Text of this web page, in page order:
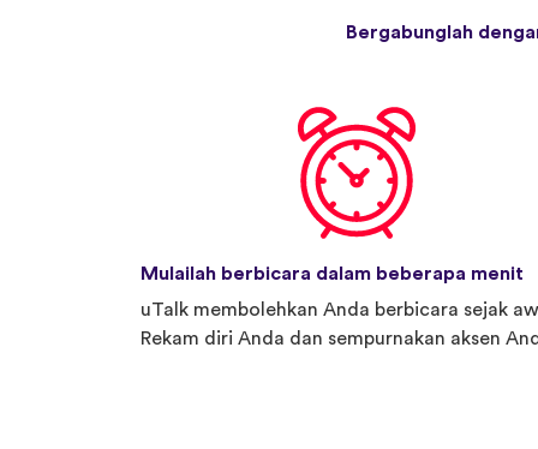
Bergabunglah
Mulailah berbicara dalam beberapa menit
uTalk membolehkan Anda berbicara sejak
Rekam diri Anda dan sempurnakan aksen